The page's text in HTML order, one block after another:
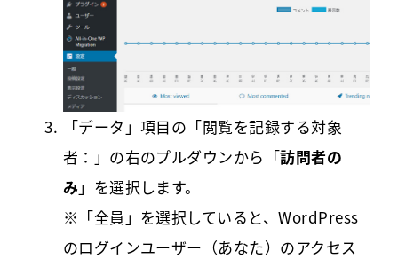
「データ」項目の「閲覧を記録する対象
者：」の右のプルダウンから「訪問者の
み」を選択します。
※「全員」を選択していると、WordPress
のログインユーザー（あなた）のアクセス